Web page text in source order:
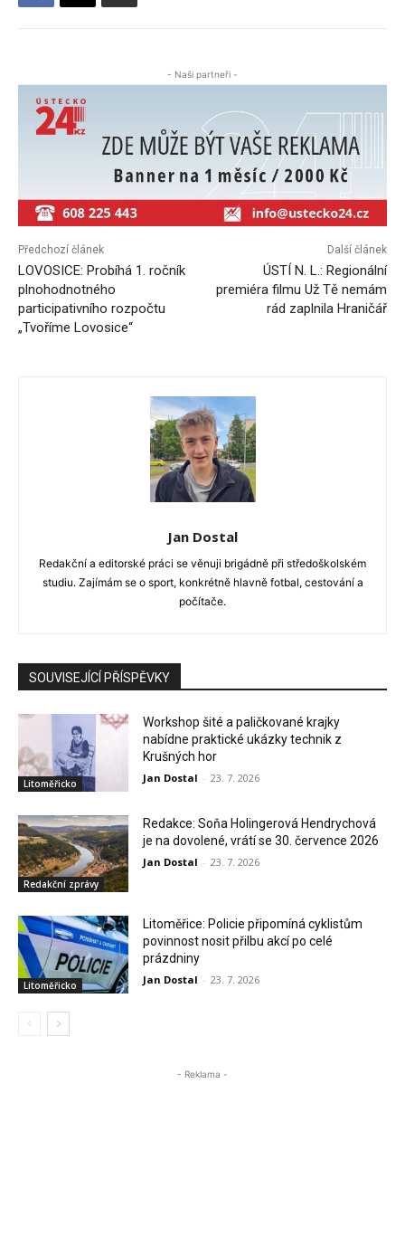
- Naši partneři -
Předchozí článek
LOVOSICE: Probíhá 1. ročník
plnohodnotného
participativního rozpočtu
„Tvoříme Lovosice“
Další článek
ÚSTÍ N. L.: Regionální
premiéra filmu Už Tě nemám
rád zaplnila Hraničář
Jan Dostal
Redakční a editorské práci se věnuji brigádně při středoškolském
studiu. Zajímám se o sport, konkrétně hlavně fotbal, cestování a
počítače.
SOUVISEJÍCÍ PŘÍSPĚVKY
Litoměřicko
Workshop šité a paličkované krajky
nabídne praktické ukázky technik z
Krušných hor
Jan Dostal - 23. 7. 2026
Redakční zprávy
Redakce: Soňa Holingerová Hendrychová
je na dovolené, vrátí se 30. července 2026
Jan Dostal - 23. 7. 2026
Litoměřicko
Litoměřice: Policie připomíná cyklistům
povinnost nosit přilbu akcí po celé
prázdniny
Jan Dostal - 23. 7. 2026
- Reklama -